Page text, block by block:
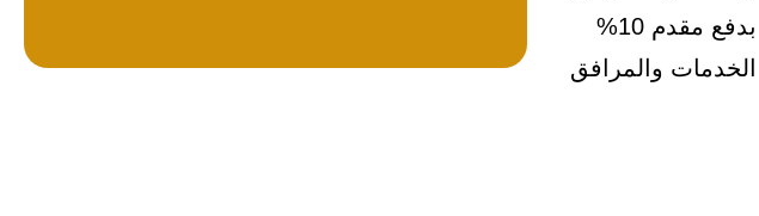
57,000 جنيه مصري، ويوجد أنظمة خاصة بالسداد بشكل مريح للغاية فهو يكون بداية بدفع مقدم 10%
من الخدمات والمرافق